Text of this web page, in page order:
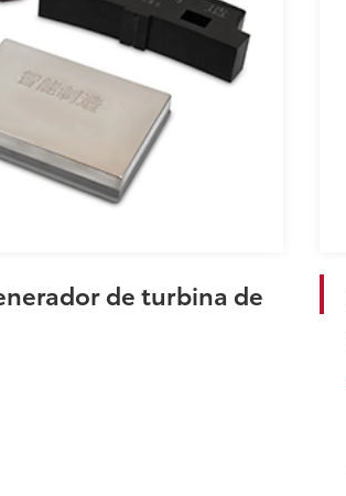
de turbina de